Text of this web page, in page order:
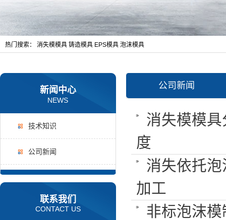
热门搜索： 消失模模具 铸造模具 EPS模具 泡沫模具
新闻中心
NEWS
技术知识
公司新闻
联系我们
CONTACT US
公司新闻
消失模模
度
消失依托
加工
非标泡沫